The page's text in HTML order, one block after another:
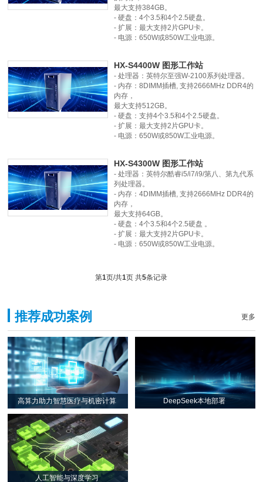
最大支持384GB。
- 硬盘：4个3.5和4个2.5硬盘。
- 扩展：最大支持2片GPU卡。
- 电源：650W或850W工业电源。
HX-S4400W 图形工作站
- 处理器：英特尔至强W-2100系列处理器。
- 内存：8DIMM插槽, 支持2666MHz DDR4的
内存，
最大支持512GB。
- 硬盘：支持4个3.5和4个2.5硬盘。
- 扩展：最大支持2片GPU卡。
- 电源：650W或850W工业电源。
HX-S4300W 图形工作站
- 处理器：英特尔酷睿i5/i7/i9/第八、第九代系
列处理器。
- 内存：4DIMM插槽, 支持2666MHz DDR4的
内存，
最大支持64GB。
- 硬盘：4个3.5和4个2.5硬盘 。
- 扩展：最大支持2片GPU卡。
- 电源：650W或850W工业电源。
第1页/共1页 共5条记录
更多
推荐成功案例
高算力助力智慧医疗与机密计算
Intel SGX是基于CPU的新一代硬
件安全机制。其健壮、可信且灵
活的安全功能，结合硬件扩展的
性能保证，为这项技术开辟了广
阔的应用空间与发展前景。目
前，学术界和工业界已对SGX技
DeepSeek本地部署
人工智能与深度学习